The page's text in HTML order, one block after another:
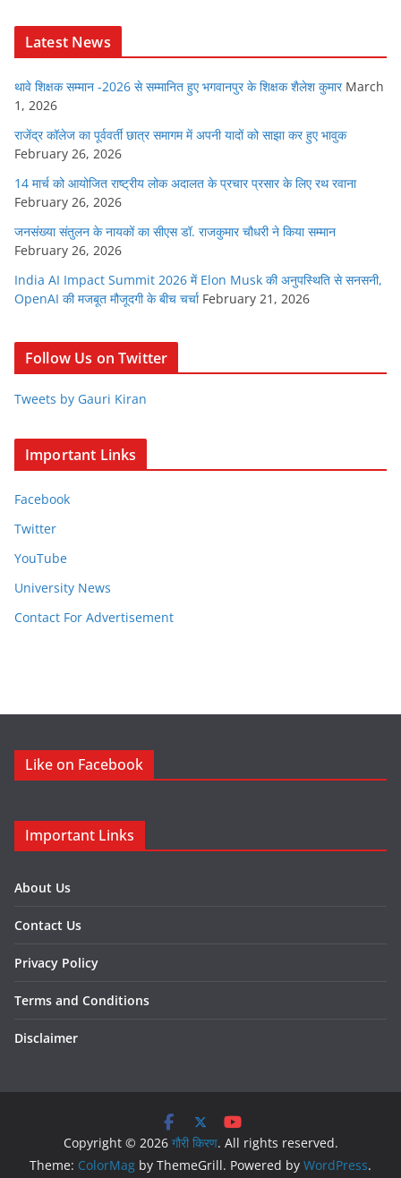
Latest News
थावे शिक्षक सम्मान -2026 से सम्मानित हुए भगवानपुर के शिक्षक शैलेश कुमार March
1, 2026
राजेंद्र कॉलेज का पूर्ववर्ती छात्र समागम में अपनी यादों को साझा कर हुए भावुक
February 26, 2026
14 मार्च को आयोजित राष्ट्रीय लोक अदालत के प्रचार प्रसार के लिए रथ रवाना
February 26, 2026
जनसंख्या संतुलन के नायकों का सीएस डॉ. राजकुमार चौधरी ने किया सम्मान
February 26, 2026
India AI Impact Summit 2026 में Elon Musk की अनुपस्थिति से सनसनी,
OpenAI की मजबूत मौजूदगी के बीच चर्चा February 21, 2026
Follow Us on Twitter
Tweets by Gauri Kiran
Important Links
Facebook
Twitter
YouTube
University News
Contact For Advertisement
Like on Facebook
Important Links
About Us
Contact Us
Privacy Policy
Terms and Conditions
Disclaimer
Copyright © 2026 गौरी किरण. All rights reserved.
Theme: ColorMag by ThemeGrill. Powered by WordPress.